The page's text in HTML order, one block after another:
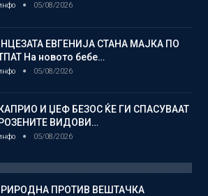
05/08/2026
ЕВГЕНИЈА СТАНА МАЈКА ПО
На новото бебе…
05/08/2026
И ЏЕФ БЕЗОС ЌЕ ГИ СПАСУВААТ
ВИДОВИ…
05/08/2026
ПРОТИВ ВЕШТАЧКА